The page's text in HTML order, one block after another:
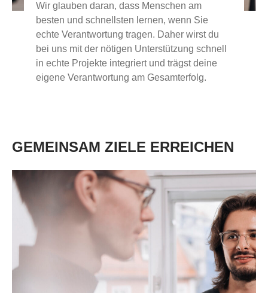
Wir glauben daran, dass Menschen am
besten und schnellsten lernen, wenn Sie
echte Verantwortung tragen. Daher wirst du
bei uns mit der nötigen Unterstützung schnell
in echte Projekte integriert und trägst deine
eigene Verantwortung am Gesamterfolg.
GEMEINSAM ZIELE ERREICHEN